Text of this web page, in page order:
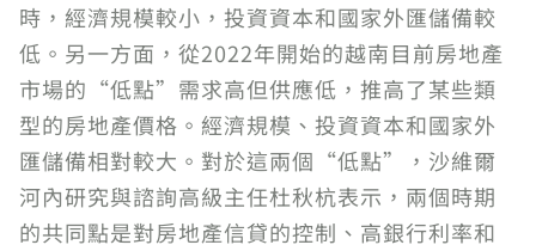
時，經濟規模較小，投資資本和國家外匯儲備較
低。另一方面，從2022年開始的越南目前房地產
市場的“低點”需求高但供應低，推高了某些類
型的房地產價格。經濟規模、投資資本和國家外
匯儲備相對較大。對於這兩個“低點”，沙維爾
河內研究與諮詢高級主任杜秋杭表示，兩個時期
的共同點是對房地產信貸的控制、高銀行利率和